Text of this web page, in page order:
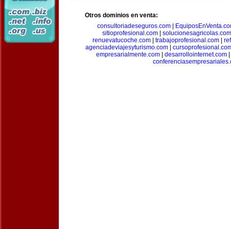
Otros dominios en venta:
consultoriadeseguros.com|
sitioprofesional.com
solucionesagricolas.com
renuevatucoche.com
trabajoprofesional.com
agenciadeviajesyturismo.com
empresarialmente.com
desarrollointernet.com